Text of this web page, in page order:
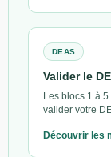
DEAS
Valider le
Les blocs 1 à
valider votre
Découvrir les